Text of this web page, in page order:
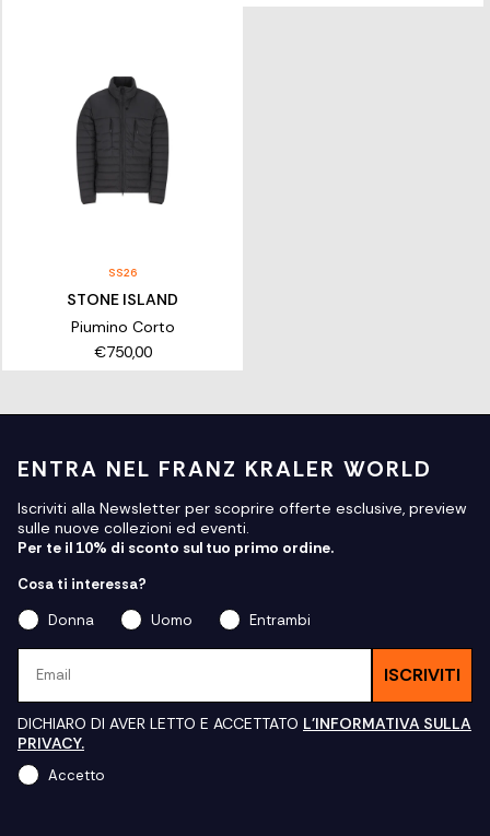
SS26
STONE ISLAND
Piumino Corto
€750,00
ENTRA NEL FRANZ KRALER WORLD
Iscriviti alla Newsletter per scoprire offerte esclusive, preview
sulle nuove collezioni ed eventi.
Per te il 10% di sconto sul tuo primo ordine.
Cosa ti interessa?
Donna
Uomo
Entrambi
ISCRIVITI
DICHIARO DI AVER LETTO E ACCETTATO L'INFORMATIVA SULLA
PRIVACY.
Accetto